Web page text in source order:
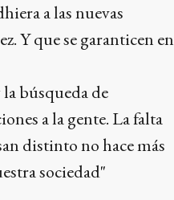
a las nuevas
Y que se garanticen en
búsqueda de
a la gente. La falta
distinto no hace más
sociedad"